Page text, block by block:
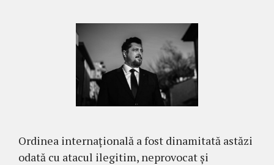
Ordinea internațională a fost dinamitată astăzi
odată cu atacul ilegitim, neprovocat și